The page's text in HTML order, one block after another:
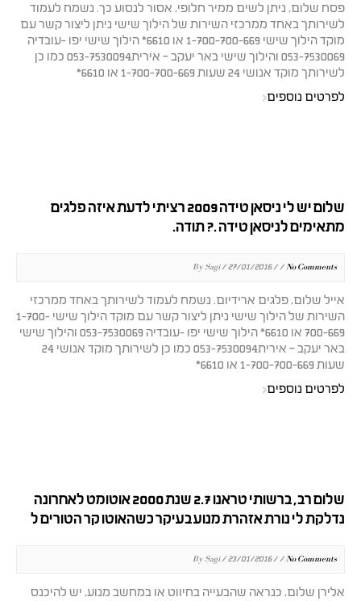
פסח שלום, ניתן לשים ממיר חלופי, אסור לנסוע כך. נשמח לעמוד
לשירותך באחד ממרכזי השירות של הילוך שישי ניתן ליצור קשר עם
מוקד הילוך שישי 1-700-700-669 או 6610* הילוך שישי יפו -עובדיה
053-7530069 והילוך שישי באר יעקב – אירית053-7530094 כמו כן
לשירותך מוקד אנושי 24 שעות 1-700-700-669 או 6610*
לפרטים נוספים
שלום יש לי ניסאן טידה 2009 רציתי לדעת איזה פלגים
מתאימים לניסאן טידה .? תודה.
By Sagi / 27/01/2016 / /No Comments
אייל שלום, פלגים ארידיום. נשמח לעמוד לשירותך באחד ממרכזי
השירות של הילוך שישי ניתן ליצור קשר עם מוקד הילוך שישי 1-700-
700-669 או 6610* הילוך שישי יפו -עובדיה 053-7530069 והילוך שישי
באר יעקב – אירית053-7530094 כמו כן לשירותך מוקד אנושי 24
שעות 1-700-700-669 או 6610*
לפרטים נוספים
שלום רב, ברשותי טראנו 2.7 שנת 2000 אוטומט לאחרונה
נדלקת לי נורת אזהרת מנוע בעיקר כשהאוטו קר הטורים ל
By Sagi / 23/01/2016 / /No Comments
אלירן שלום, כנראה שהבעייה בחיווט או במחשב מנוע, יש להיכנס